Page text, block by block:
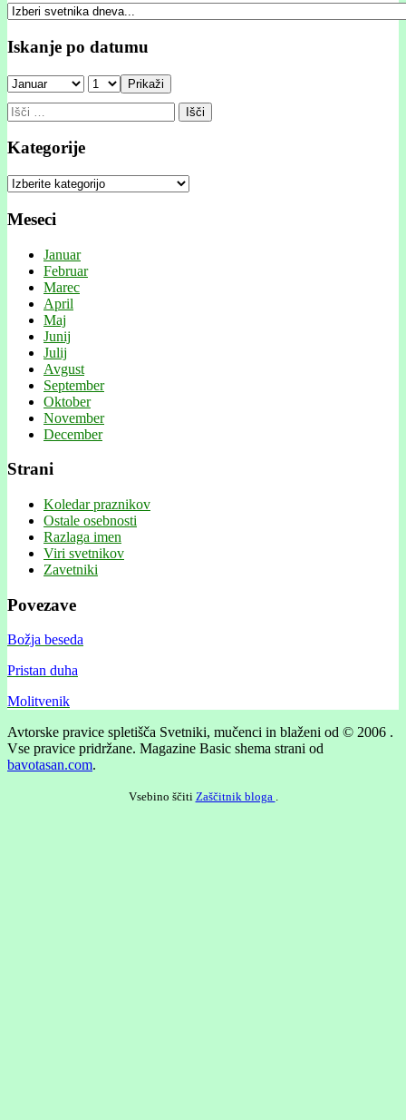
Iskanje po datumu
Prikaži
Išči:
Kategorije
Kategorije
Meseci
Januar
Februar
Marec
April
Maj
Junij
Julij
Avgust
September
Oktober
November
December
Strani
Koledar praznikov
Ostale osebnosti
Razlaga imen
Viri svetnikov
Zavetniki
Povezave
Božja beseda
Pristan duha
Molitvenik
Avtorske pravice spletišča Svetniki, mučenci in blaženi od © 2006 .
Vse pravice pridržane. Magazine Basic shema strani od
bavotasan.com.
Vsebino ščiti Zaščitnik bloga .